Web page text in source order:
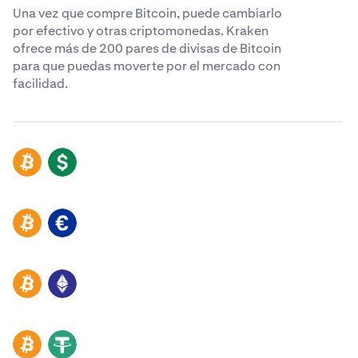
Una vez que compre Bitcoin, puede cambiarlo
por efectivo y otras criptomonedas. Kraken
ofrece más de 200 pares de divisas de Bitcoin
para que puedas moverte por el mercado con
facilidad.
BTC USD
BTC EUR
BTC ETH
BTC USDT